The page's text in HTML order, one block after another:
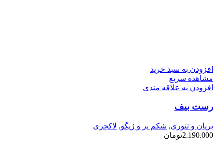
افزودن به سبد خرید
مشاهده سریع
افزودن به علاقه مندی
رست بیف
بریان و تنوری, شکم پر و ژیگو, لاکچری
2.190.000تومان